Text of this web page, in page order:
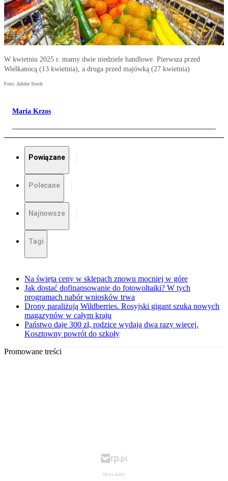
W kwietniu 2025 r. mamy dwie niedziele handlowe. Pierwsza przed
Wielkanocą (13 kwietnia), a druga przed majówką (27 kwietnia)
Foto: Adobe Stock
Maria Krzos
Powiązane
Polecane
Najnowsze
Tagi
Na święta ceny w sklepach znowu mocniej w górę
Jak dostać dofinansowanie do fotowoltaiki? W tych
programach nabór wniosków trwa
Drony paraliżują Wildberries. Rosyjski gigant szuka nowych
magazynów w całym kraju
Państwo daje 300 zł, rodzice wydają dwa razy więcej.
Kosztowny powrót do szkoły
Promowane treści